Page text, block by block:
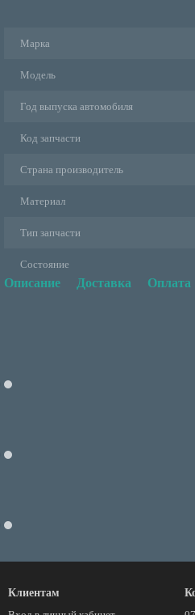
Марка
Модель
Год выпуска автомобиля
Код запчасти
Страна производитель
Материал
Тип запчасти
Состояние
Описание Доставка Оплата
Клиентам